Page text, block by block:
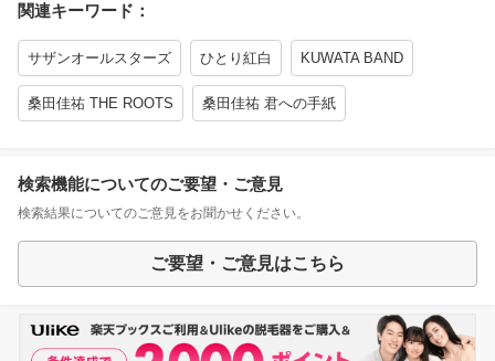
関連キーワード：
サザンオールスターズ ひとり紅白 KUWATA BAND
桑田佳祐 THE ROOTS 桑田佳祐 君への手紙
検索機能についてのご要望・ご意見
検索結果についてのご意見をお聞かせください。
ご要望・ご意見はこちら